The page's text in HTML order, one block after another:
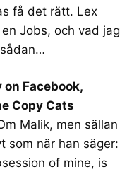
få det rätt. Lex
Jobs, och vad jag
on Facebook,
Copy Cats
Malik, men sällan
som när han säger:
of mine, is